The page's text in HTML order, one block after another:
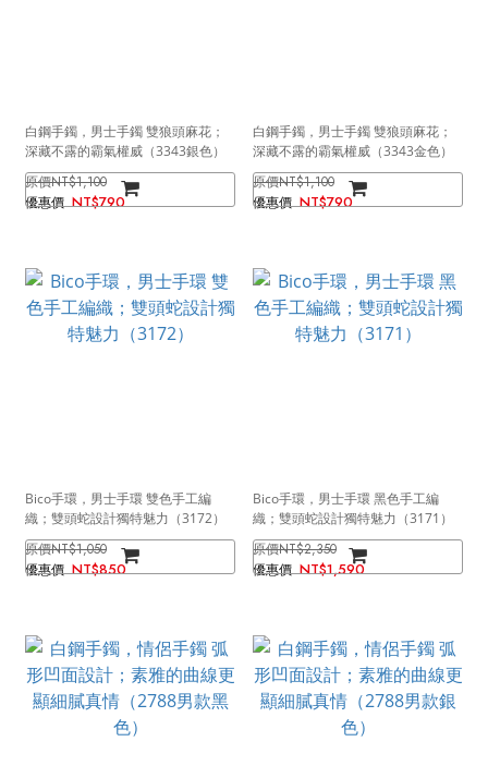
白鋼手鐲，男士手鐲 雙狼頭麻花；
深藏不露的霸氣權威（3343銀色）
NT$1,100
NT$790
白鋼手鐲，男士手鐲 雙狼頭麻花；
深藏不露的霸氣權威（3343金色）
NT$1,100
NT$790
Bico手環，男士手環 雙色手工編
織；雙頭蛇設計獨特魅力（3172）
NT$1,050
NT$850
Bico手環，男士手環 黑色手工編
織；雙頭蛇設計獨特魅力（3171）
NT$2,350
NT$1,590